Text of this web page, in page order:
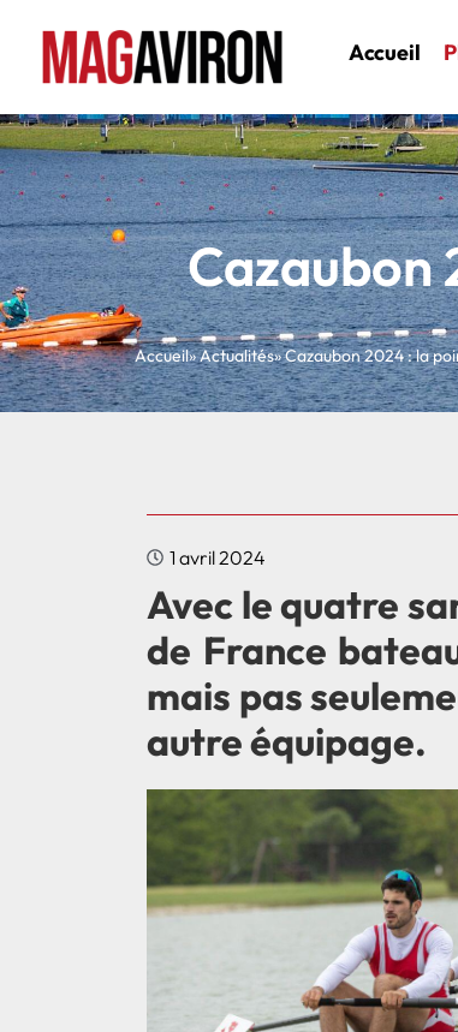
Accueil
Cazaubon
Accueil» Actualités» Cazaubon 2024 : la
1 avril 2024
Avec le quatre
de France
mais pas
autre équipage.